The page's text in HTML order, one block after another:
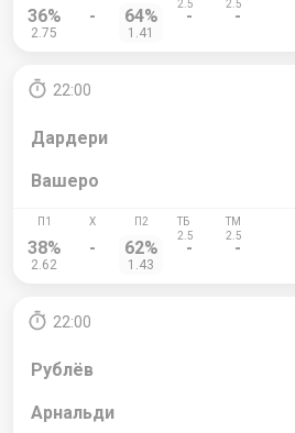
36%
2.75
- 64%
1.41
- -
22:00
Дардери
Вашеро
38%
2.62
- 62%
1.43
- -
22:00
Рублёв
Арнальди